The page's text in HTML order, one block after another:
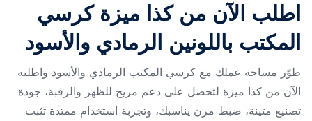
اطلب الآن من كذا ميزة كرسي
المكتب باللونين الرمادي والأسود
طوّر مساحة عملك مع كرسي المكتب الرمادي والأسود واطلبه
الآن من كذا ميزة لتحصل على دعم مريح للظهر والرقبة، جودة
تصنيع متينة، ضبط مرن يناسبك، وتجربة استخدام ممتدة تثبت